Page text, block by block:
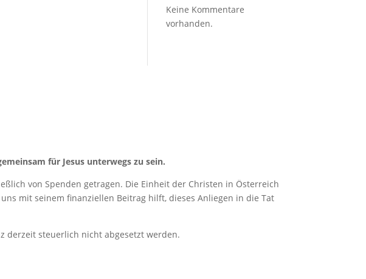
Keine Kommentare
vorhanden.
für Jesus unterwegs zu sein.
von Spenden getragen. Die Einheit der Christen in Österreich
mit seinem finanziellen Beitrag hilft, dieses Anliegen in die Tat
derzeit steuerlich nicht abgesetzt werden.